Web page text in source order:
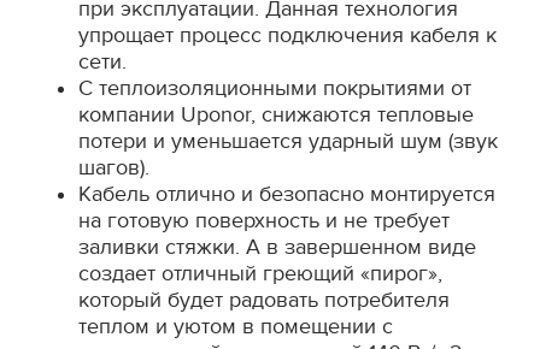
при эксплуатации. Данная технология
упрощает процесс подключения кабеля к
сети.
С теплоизоляционными покрытиями от
компании Uponor, снижаются тепловые
потери и уменьшается ударный шум (звук
шагов).
Кабель отлично и безопасно монтируется
на готовую поверхность и не требует
заливки стяжки. А в завершенном виде
создает отличный греющий «пирог»,
который будет радовать потребителя
теплом и уютом в помещении с